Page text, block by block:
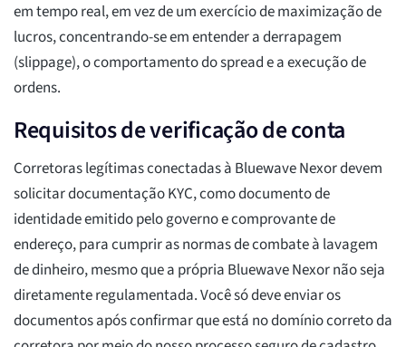
em tempo real, em vez de um exercício de maximização de
lucros, concentrando-se em entender a derrapagem
(slippage), o comportamento do spread e a execução de
ordens.
Requisitos de verificação de conta
Corretoras legítimas conectadas à Bluewave Nexor devem
solicitar documentação KYC, como documento de
identidade emitido pelo governo e comprovante de
endereço, para cumprir as normas de combate à lavagem
de dinheiro, mesmo que a própria Bluewave Nexor não seja
diretamente regulamentada. Você só deve enviar os
documentos após confirmar que está no domínio correto da